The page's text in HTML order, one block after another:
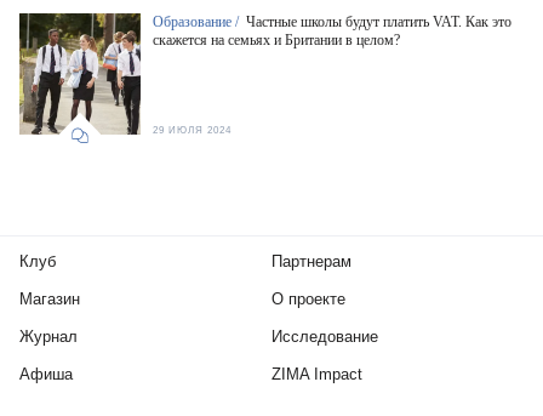
Образование / Частные школы будут платить VAT. Как это
скажется на семьях и Британии в целом?
29 ИЮЛЯ 2024
Клуб
Магазин
Журнал
Афиша
Партнерам
О проекте
Исследование
ZIMA Impact